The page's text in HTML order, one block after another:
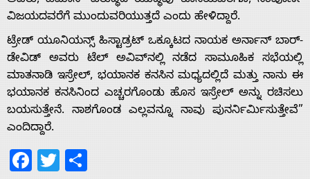
Us
Advertise
With
s
ವಿಜಯದವರೆಗೆ ಮುಂದುವರಿಯುತ್ತದೆ ಎಂದು ಹೇಳಿದ್ದಾರೆ.
ಟ್ರೇಡ್ ಯೂನಿಯನ್ಸ್ ಹಿಸ್ಟಾಡ್ರಟ್ ಒಕ್ಕೂಟದ ನಾಯಕ ಅರ್ನಾನ್ ಬಾರ್-
ಡೇವಿಡ್ ಅವರು ಟೆಲ್ ಅವಿವ್‌ನಲ್ಲಿ ನಡೆದ ಸಾಮೂಹಿಕ ಸಭೆಯಲ್ಲಿ
ಮಾತನಾಡಿ ಇಸ್ರೇಲ್, ಭಯಾನಕ ಕನಸಿನ ಮಧ್ಯದಲ್ಲಿದೆ ಮತ್ತು ನಾನು ಈ
ಭಯಾನಕ ಕನಸಿನಿಂದ ಎಚ್ಚರಗೊಂಡು ಹೊಸ ಇಸ್ರೇಲ್ ಅನ್ನು ರಚಿಸಲು
ಬಯಸುತ್ತೇನೆ. ನಾಶಗೊಂಡ ಎಲ್ಲವನ್ನೂ ನಾವು ಪುನರ್ನಿರ್ಮಿಸುತ್ತೇವೆ”
ಎಂದಿದ್ದಾರೆ.
Facebook
Twitter